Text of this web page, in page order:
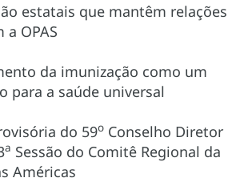
estatais que mantêm relações
OPAS
da imunização como um
para a saúde universal
do 59o Conselho Diretor
a Sessão do Comitê Regional da
Américas